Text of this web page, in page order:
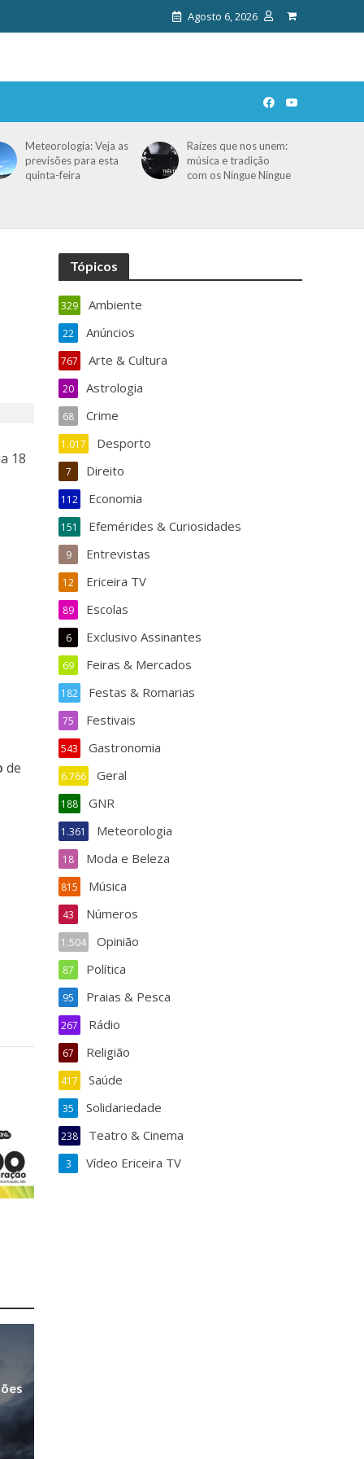
Agosto 6, 2026
Meteorologia: Veja as
previsões para esta
quinta-feira
Raízes que nos unem:
música e tradição
com os Ningue Ningue
18
de
Tópicos
Ambiente
329
Anúncios
22
Arte & Cultura
767
Astrologia
20
Crime
68
Desporto
1.017
Direito
7
Economia
112
Efemérides & Curiosidades
151
Entrevistas
9
Ericeira TV
12
Escolas
89
Exclusivo Assinantes
6
Feiras & Mercados
69
Festas & Romarias
182
Festivais
75
Gastronomia
543
Geral
6.766
GNR
188
Meteorologia
1.361
Moda e Beleza
18
Música
815
Números
43
Opinião
1.504
Política
87
Praias & Pesca
95
Rádio
267
Religião
67
Saúde
417
Solidariedade
35
Teatro & Cinema
238
Vídeo Ericeira TV
3